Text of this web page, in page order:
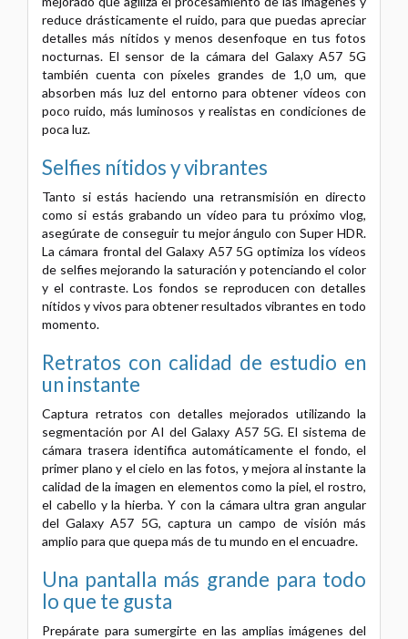
reduce drásticamente el ruido, para que puedas apreciar
detalles más nítidos y menos desenfoque en tus fotos
nocturnas. El sensor de la cámara del Galaxy A57 5G
también cuenta con píxeles grandes de 1,0 um, que
absorben más luz del entorno para obtener vídeos con
poco ruido, más luminosos y realistas en condiciones de
poca luz.
Selfies nítidos y vibrantes
Tanto si estás haciendo una retransmisión en directo
como si estás grabando un vídeo para tu próximo vlog,
asegúrate de conseguir tu mejor ángulo con Super HDR.
La cámara frontal del Galaxy A57 5G optimiza los vídeos
de selfies mejorando la saturación y potenciando el color
y el contraste. Los fondos se reproducen con detalles
nítidos y vivos para obtener resultados vibrantes en todo
momento.
Retratos con calidad de estudio en
un instante
Captura retratos con detalles mejorados utilizando la
segmentación por AI del Galaxy A57 5G. El sistema de
cámara trasera identifica automáticamente el fondo, el
primer plano y el cielo en las fotos, y mejora al instante la
calidad de la imagen en elementos como la piel, el rostro,
el cabello y la hierba. Y con la cámara ultra gran angular
del Galaxy A57 5G, captura un campo de visión más
amplio para que quepa más de tu mundo en el encuadre.
Una pantalla más grande para todo
lo que te gusta
Prepárate para sumergirte en las amplias imágenes del